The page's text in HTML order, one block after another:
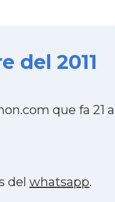
del 2011
que fa 21
del whatsapp.